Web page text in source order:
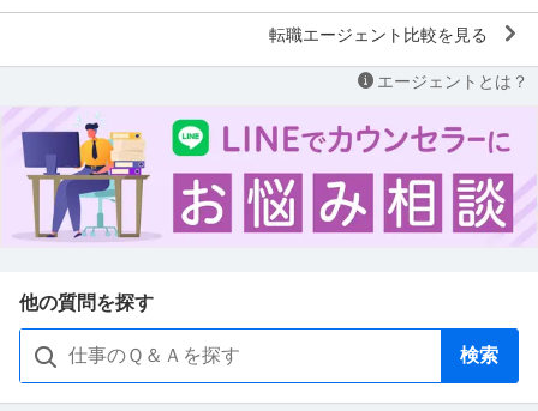
転職エージェント比較を見る
エージェントとは？
他の質問を探す
検索